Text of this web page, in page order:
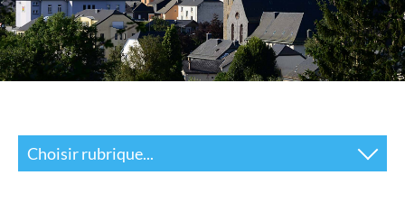
SERVICES
VIE PRATIQUE
Choisir rubrique...